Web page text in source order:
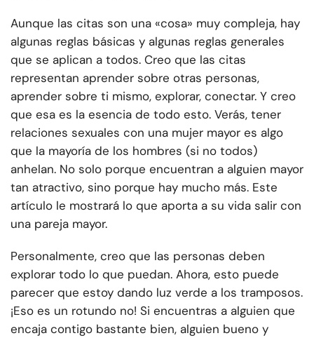
Aunque las citas son una «cosa» muy compleja, hay
algunas reglas básicas y algunas reglas generales
que se aplican a todos. Creo que las citas
representan aprender sobre otras personas,
aprender sobre ti mismo, explorar, conectar. Y creo
que esa es la esencia de todo esto. Verás, tener
relaciones sexuales con una mujer mayor es algo
que la mayoría de los hombres (si no todos)
anhelan. No solo porque encuentran a alguien mayor
tan atractivo, sino porque hay mucho más. Este
artículo le mostrará lo que aporta a su vida salir con
una pareja mayor.
Personalmente, creo que las personas deben
explorar todo lo que puedan. Ahora, esto puede
parecer que estoy dando luz verde a los tramposos.
¡Eso es un rotundo no! Si encuentras a alguien que
encaja contigo bastante bien, alguien bueno y